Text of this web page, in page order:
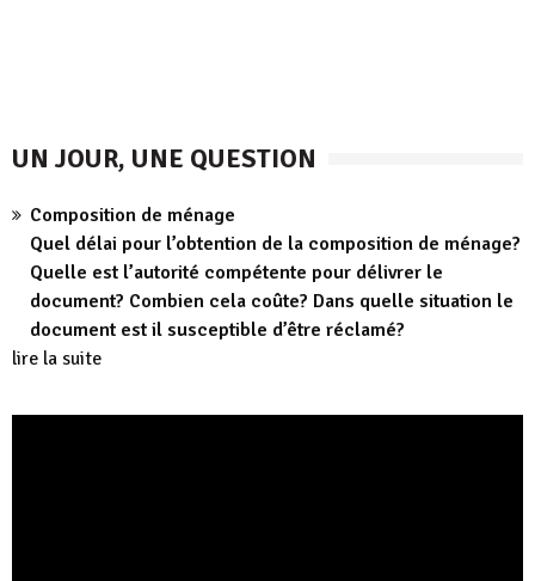
UN JOUR, UNE QUESTION
Composition de ménage
Quel délai pour l’obtention de la composition de ménage?
Quelle est l’autorité compétente pour délivrer le
document? Combien cela coûte? Dans quelle situation le
document est il susceptible d’être réclamé?
lire la suite